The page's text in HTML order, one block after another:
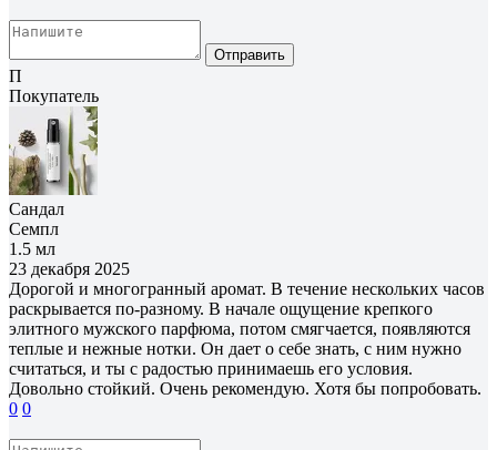
Отправить
П
Покупатель
Сандал
Семпл
1.5 мл
23 декабря 2025
Дорогой и многогранный аромат. В течение нескольких часов
раскрывается по-разному. В начале ощущение крепкого
элитного мужского парфюма, потом смягчается, появляются
теплые и нежные нотки. Он дает о себе знать, с ним нужно
считаться, и ты с радостью принимаешь его условия.
Довольно стойкий. Очень рекомендую. Хотя бы попробовать.
0 0